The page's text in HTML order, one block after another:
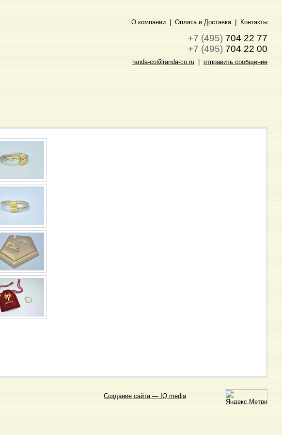
О компании Оплата и Доставка| Контакты
+7 (495) 704 22 77
+7 (495) 704 22 00
randa-co@randa-co.ru отправить сообщение
Создание сайта — IQ media